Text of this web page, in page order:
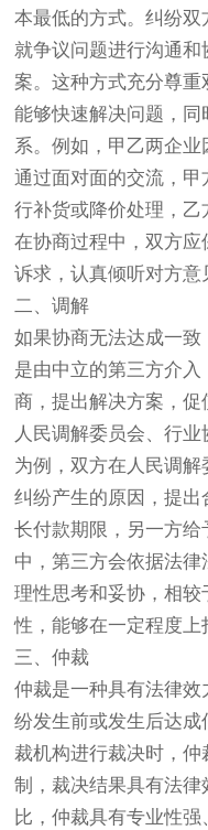
本最低的方式。纠纷
就争议问题进行沟通
案。这种方式充分尊重
能够快速解决问题，
系。例如，甲乙两企
通过面对面的交流，
行补货或降价处理，乙
在协商过程中，双方
诉求，认真倾听对方意
二、调解
如果协商无法达成一
是由中立的第三方介
商，提出解决方案，
人民调解委员会、行
为例，双方在人民调
纠纷产生的原因，提
长付款期限，另一方
中，第三方会依据法
理性思考和妥协，相
性，能够在一定程度上
三、仲裁
仲裁是一种具有法律
纷发生前或发生后达
裁机构进行裁决时，
制，裁决结果具有法
比，仲裁具有专业性